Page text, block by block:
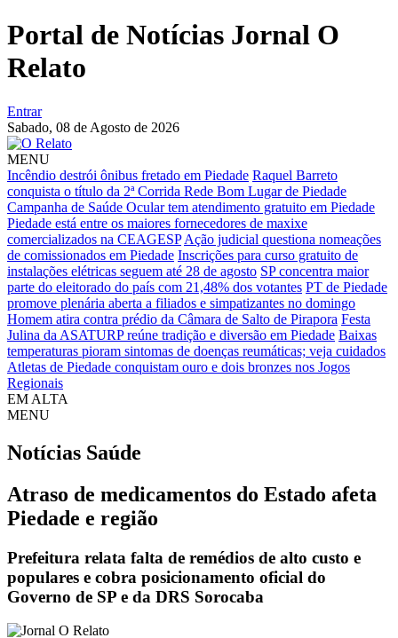
Portal de Notícias Jornal O
Relato
Entrar
Sabado, 08 de Agosto de 2026
MENU
Incêndio destrói ônibus fretado em Piedade Raquel Barreto
conquista o título da 2ª Corrida Rede Bom Lugar de Piedade
Campanha de Saúde Ocular tem atendimento gratuito em Piedade
Piedade está entre os maiores fornecedores de maxixe
comercializados na CEAGESP Ação judicial questiona nomeações
de comissionados em Piedade Inscrições para curso gratuito de
instalações elétricas seguem até 28 de agosto SP concentra maior
parte do eleitorado do país com 21,48% dos votantes PT de Piedade
promove plenária aberta a filiados e simpatizantes no domingo
Homem atira contra prédio da Câmara de Salto de Pirapora Festa
Julina da ASATURP reúne tradição e diversão em Piedade Baixas
temperaturas pioram sintomas de doenças reumáticas; veja cuidados
Atletas de Piedade conquistam ouro e dois bronzes nos Jogos
Regionais
EM ALTA
MENU
Notícias Saúde
Atraso de medicamentos do Estado afeta
Piedade e região
Prefeitura relata falta de remédios de alto custo e
populares e cobra posicionamento oficial do
Governo de SP e da DRS Sorocaba